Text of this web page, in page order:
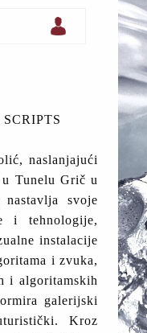
naslanjajući
Tunelu Grič u
svoje
i tehnologije,
instalacije
i zvuka,
i algoritamskih
galerijski
Kroz